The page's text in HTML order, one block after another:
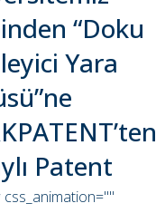
“Doku
Yara
Patent
css_animation=""